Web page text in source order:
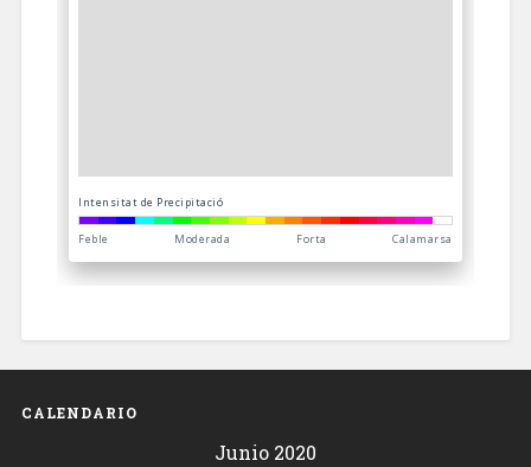
CALENDARIO
Junio 2020